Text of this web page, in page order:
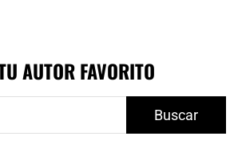
AUTOR FAVORITO